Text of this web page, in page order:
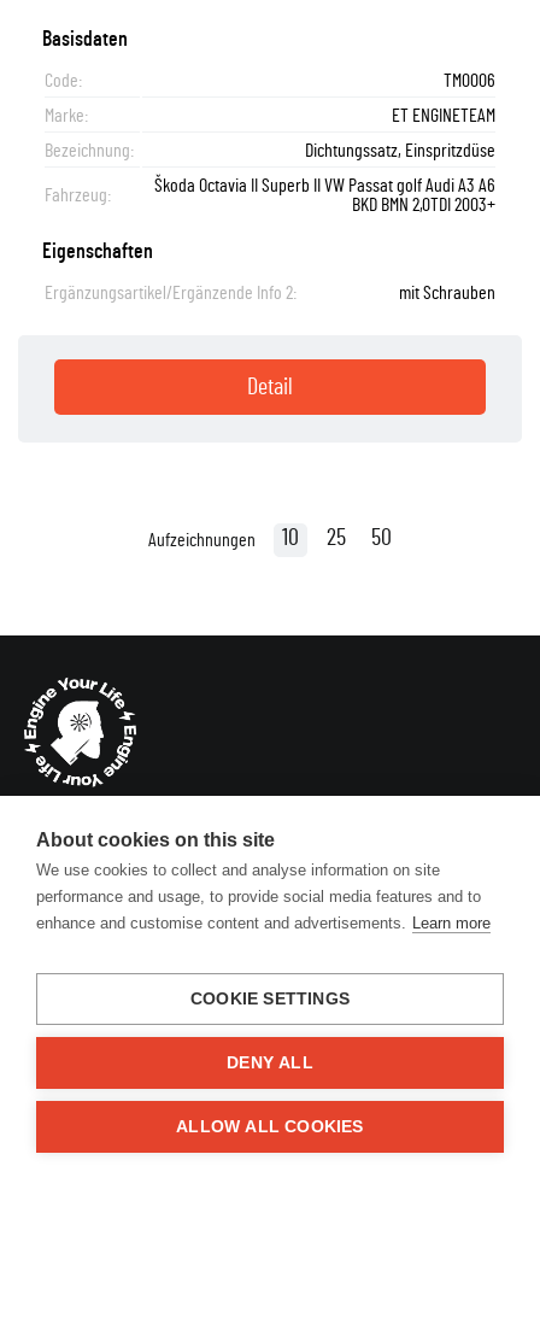
Basisdaten
Code:
TM0006
Marke:
ET ENGINETEAM
Bezeichnung:
Dichtungssatz, Einspritzdüse
Fahrzeug:
Škoda Octavia II Superb II VW Passat golf Audi A3 A6
BKD BMN 2,0TDI 2003+
Eigenschaften
Ergänzungsartikel/Ergänzende Info 2: mit Schrauben
Detail
Aufzeichnungen 10 25 50
Kühtriftweg 3, D-93188 Pielenhofen
Impressum
FAQ
About cookies on this site
We use cookies to collect and analyse information on site
performance and usage, to provide social media features and to
enhance and customise content and advertisements. Learn more
COOKIE SETTINGS
DENY ALL
ALLOW ALL COOKIES